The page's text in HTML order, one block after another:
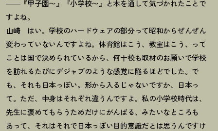
――『甲子園〜』『小学校〜』と本を通して気づかれたことで
すよね。
山崎 はい。学校のハードウェアの部分って昭和からぜんぜん
変わっていないんですよね。体育館はこう、教室はこう、って
ことは国で決められているから、何十校も取材のお願いで学校
を訪れるたびにデジャブのような感覚に陥るほどでした。で
も、それも日本っぽい。形から入るじゃないですか、日本っ
て。ただ、中身はそれぞれ違うんですよ。私の小学校時代は、
先生に褒めてもらうためだけにがんばる、みたいなところも
あって、それはそれで日本っぽい目的意識だとは思うんですけ